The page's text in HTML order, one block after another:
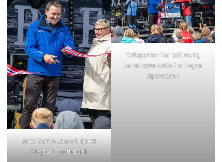
Arne Martin Laukvik åpnet
Hegra ILs Tuftepark
Tufteparken har blitt mulig
takket være støtte fra Hegra
Sparebank